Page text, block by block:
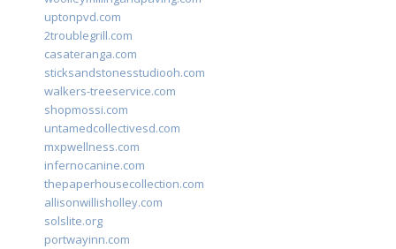
uptonpvd.com
2troublegrill.com
casateranga.com
sticksandstonesstudiooh.com
walkers-treeservice.com
shopmossi.com
untamedcollectivesd.com
mxpwellness.com
infernocanine.com
thepaperhousecollection.com
allisonwillisholley.com
solslite.org
portwayinn.com